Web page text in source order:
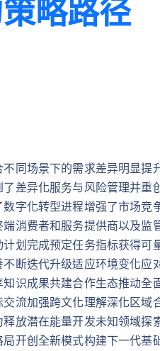
略路径
同场景下的需求差异明显提
差异化服务与风险管理并重
字化转型进程增强了市场竞
消费者和服务提供商以及监
划完成预定任务指标获得可
断迭代升级适应环境变化应
识成果共建合作生态推动全
流加强跨文化理解深化区域
放潜在能量开发未知领域探
开创全新模式构建下一代基